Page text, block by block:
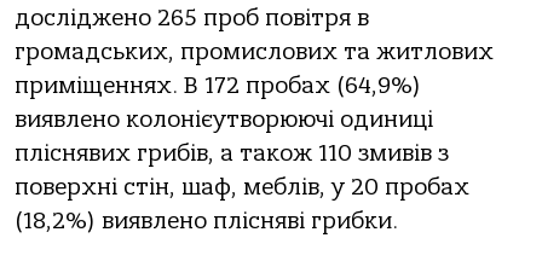
досліджено 265 проб повітря в
громадських, промислових та житлових
приміщеннях. В 172 пробах (64,9%)
виявлено колонієутворюючі одиниці
пліснявих грибів, а також 110 змивів з
поверхні стін, шаф, меблів, у 20 пробах
(18,2%) виявлено плісняві грибки.